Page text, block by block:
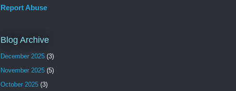
Report Abuse
Blog Archive
December 2025 (3)
November 2025 (5)
October 2025 (3)